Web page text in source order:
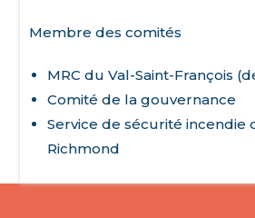
Membre des comités
MRC du Val-Saint-François
Comité de la gouvernance
Service de sécurité incendie
Richmond